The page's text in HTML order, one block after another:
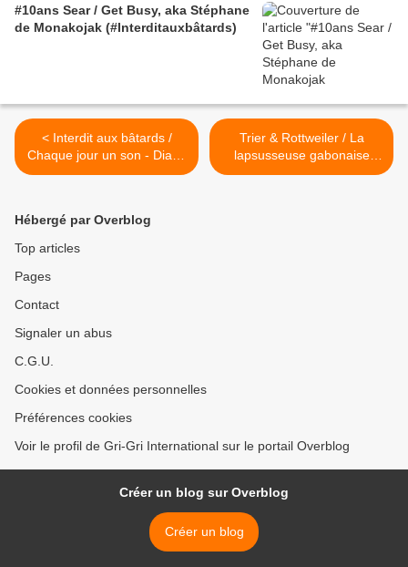
#10ans Sear / Get Busy, aka Stéphane
de Monakojak (#Interditauxbâtards)
< Interdit aux bâtards /
Chaque jour un son - Diana
Ross & Larry "JR" Hagman
Trier & Rottweiler / La
lapsusseuse gabonaise
Désirée Singatady sait se
Hébergé par Overblog
Top articles
Pages
Contact
Signaler un abus
C.G.U.
Cookies et données personnelles
Préférences cookies
Voir le profil de Gri-Gri International sur le portail Overblog
Créer un blog sur Overblog
Créer un blog